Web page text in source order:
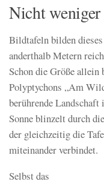
Nicht
Bildtafeln bilden
anderthalb Metern
Schon die Größe
Polyptychons „Am
berührende Landschaft
Sonne blinzelt durch
der gleichzeitig die
miteinander verbindet.
Selbst das